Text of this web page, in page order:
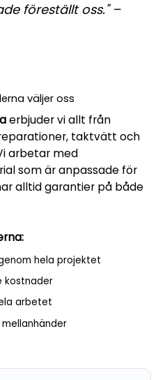
föreställt oss."–
väljer oss
erbjuder vi allt från
taktvätt och
arbetar med
som är anpassade för
alltid garantier på både
hela projektet
kostnader
arbetet